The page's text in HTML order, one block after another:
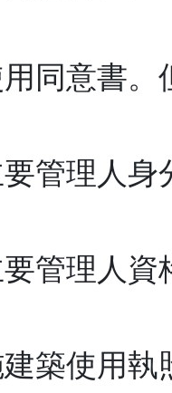
同意書。
管理人身
管理人資
築使用執